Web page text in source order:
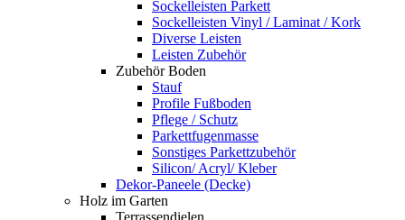
Sockelleisten Parkett
Sockelleisten Vinyl / Laminat / Kork
Diverse Leisten
Leisten Zubehör
Zubehör Boden
Stauf
Profile Fußboden
Pflege / Schutz
Parkettfugenmasse
Sonstiges Parkettzubehör
Silicon/ Acryl/ Kleber
Dekor-Paneele (Decke)
Holz im Garten
Terrassendielen